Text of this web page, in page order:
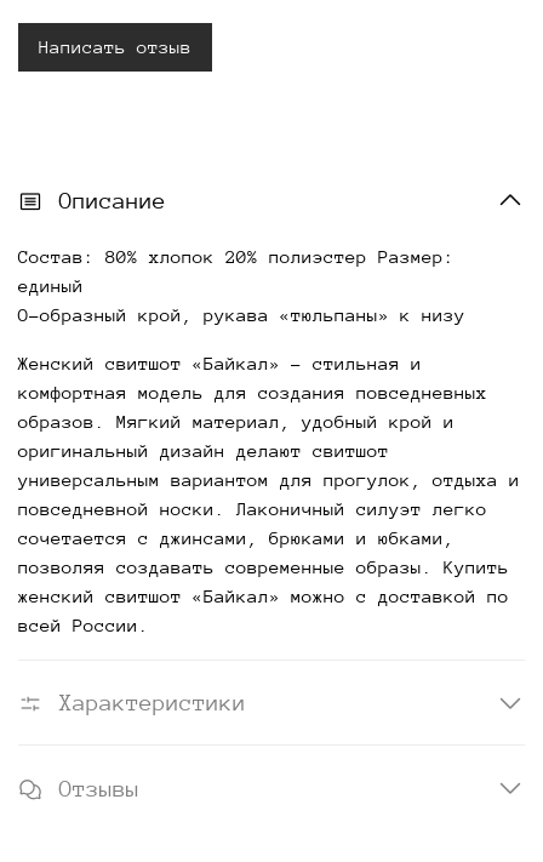
Написать отзыв
Описание
Состав: 80% хлопок 20% полиэстер Размер:
единый
О-образный крой, рукава «тюльпаны» к низу
Женский свитшот «Байкал» - стильная и
комфортная модель для создания повседневных
образов. Мягкий материал, удобный крой и
оригинальный дизайн делают свитшот
универсальным вариантом для прогулок, отдыха и
повседневной носки. Лаконичный силуэт легко
сочетается с джинсами, брюками и юбками,
позволяя создавать современные образы. Купить
женский свитшот «Байкал» можно с доставкой по
всей России.
Характеристики
Отзывы